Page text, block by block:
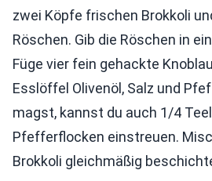
zwei Köpfe frischen Brokkoli
Röschen. Gib die Röschen in
Füge vier fein gehackte
Esslöffel Olivenöl, Salz und
magst, kannst du auch 1/4
Pfefferflocken einstreuen.
Brokkoli gleichmäßig